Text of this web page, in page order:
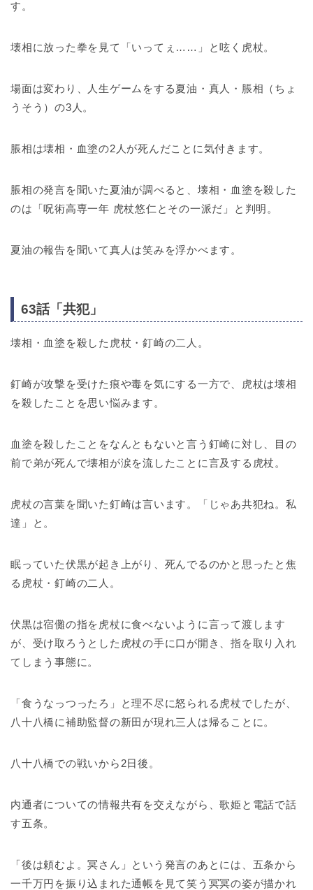
す。
壊相に放った拳を見て「いってぇ……」と呟く虎杖。
場面は変わり、人生ゲームをする夏油・真人・脹相（ちょ
うそう）の3人。
脹相は壊相・血塗の2人が死んだことに気付きます。
脹相の発言を聞いた夏油が調べると、壊相・血塗を殺した
のは「呪術高専一年 虎杖悠仁とその一派だ」と判明。
夏油の報告を聞いて真人は笑みを浮かべます。
63話「共犯」
壊相・血塗を殺した虎杖・釘崎の二人。
釘崎が攻撃を受けた痕や毒を気にする一方で、虎杖は壊相
を殺したことを思い悩みます。
血塗を殺したことをなんともないと言う釘崎に対し、目の
前で弟が死んで壊相が涙を流したことに言及する虎杖。
虎杖の言葉を聞いた釘崎は言います。「じゃあ共犯ね。私
達」と。
眠っていた伏黒が起き上がり、死んでるのかと思ったと焦
る虎杖・釘崎の二人。
伏黒は宿儺の指を虎杖に食べないように言って渡します
が、受け取ろうとした虎杖の手に口が開き、指を取り入れ
てしまう事態に。
「食うなっつったろ」と理不尽に怒られる虎杖でしたが、
八十八橋に補助監督の新田が現れ三人は帰ることに。
八十八橋での戦いから2日後。
内通者についての情報共有を交えながら、歌姫と電話で話
す五条。
「後は頼むよ。冥さん」という発言のあとには、五条から
一千万円を振り込まれた通帳を見て笑う冥冥の姿が描かれ